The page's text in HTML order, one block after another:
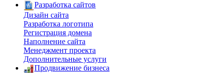
Разработка сайтов
Дизайн сайта
Разработка логотипа
Регистрация домена
Наполнение сайта
Менеджмент проекта
Дополнительные услуги
Продвижение бизнеса